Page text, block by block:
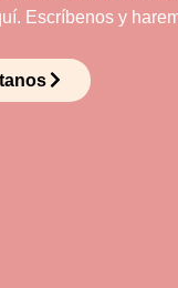
Escríbenos y